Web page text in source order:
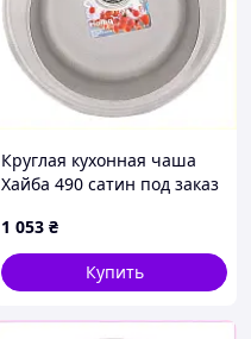
Круглая кухонная чаша
Хайба 490 сатин под заказ
1 053 ₴
Купить